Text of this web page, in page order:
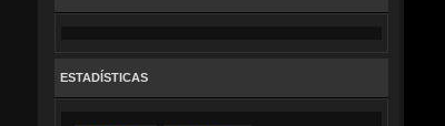
ESTADÍSTICAS